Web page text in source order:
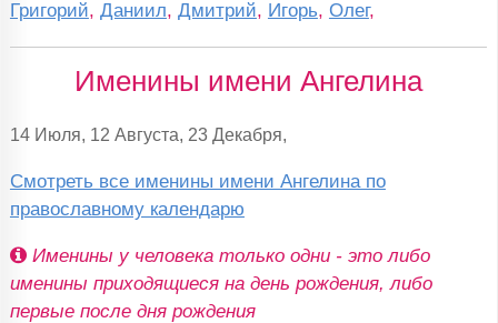
Григорий, Даниил, Дмитрий, Игорь, Олег,
Именины имени Ангелина
14 Июля, 12 Августа, 23 Декабря,
Смотреть все именины имени Ангелина по
православному календарю
Именины у человека только одни - это либо
именины приходящиеся на день рождения, либо
первые после дня рождения